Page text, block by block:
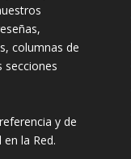
columnas de
secciones
y de
la Red.